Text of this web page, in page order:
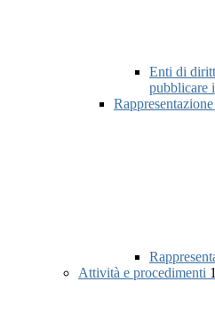
Enti di
pubblicare
Attività e procedimenti 1